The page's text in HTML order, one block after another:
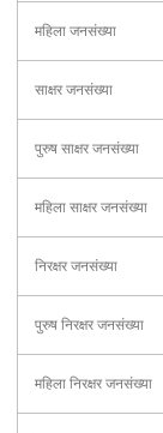
महिला जनसंख्या
साक्षर जनसंख्या
पुरुष साक्षर जनसंख्या
महिला साक्षर जनसंख्या
निरक्षर जनसंख्या
पुरुष निरक्षर जनसंख्या
महिला निरक्षर जनसंख्या